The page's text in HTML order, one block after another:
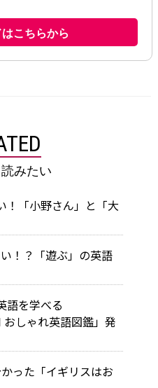
みたい
！「小野さん」と「大
！？「遊ぶ」の英語
語を学べる
おしゃれ英語図鑑」発
った「イギリスはお